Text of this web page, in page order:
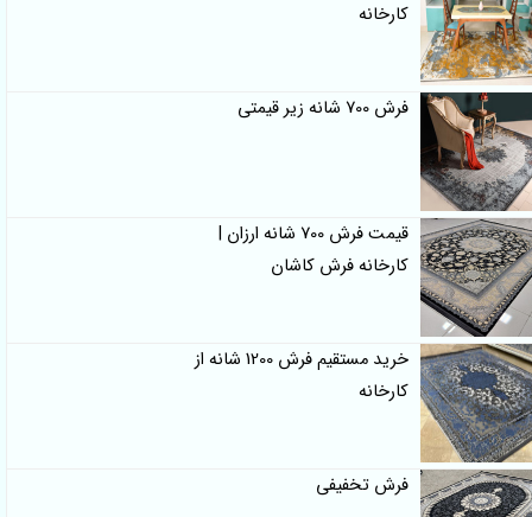
کارخانه
فرش 700 شانه زیر قیمتی
قیمت فرش 700 شانه ارزان |
کارخانه فرش کاشان
خرید مستقیم فرش 1200 شانه از
کارخانه
فرش تخفیفی